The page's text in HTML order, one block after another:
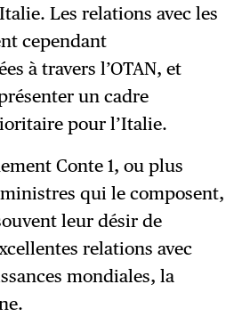
Les relations avec les
cependant
à travers l’OTAN, et
un cadre
pour l’Italie.
Conte 1, ou plus
qui le composent,
leur désir de
relations avec
mondiales, la